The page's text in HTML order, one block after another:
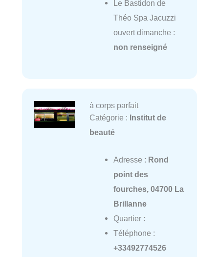
Le Bastidon de
Théo Spa Jacuzzi
ouvert dimanche :
non renseigné
à corps parfait
Catégorie : Institut de
beauté
Adresse : Rond
point des
fourches, 04700 La
Brillanne
Quartier :
Téléphone :
+33492774526